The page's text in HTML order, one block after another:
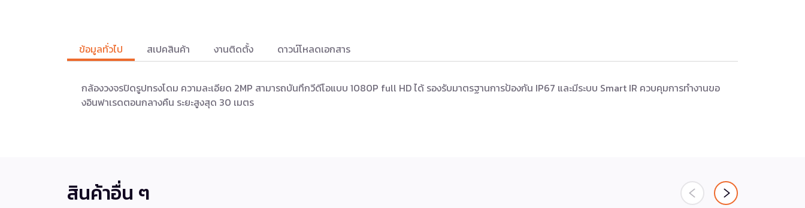
ข้อมูลทั่วไป สเปคสินค้า งานติดตั้ง ดาวน์โหลดเอกสาร
กล้องวงจรปิดรูปทรงโดม ความละเอียด 2MP สามารถบันทึกวีดีโอแบบ 1080P full HD ได้ รองรับมาตรฐานการป้องกัน IP67 และมีระบบ Smart IR ควบคุมการทำงานขอ
งอินฟาเรดตอนกลางคืน ระยะสูงสุด 30 เมตร
สินค้าอื่น ๆ